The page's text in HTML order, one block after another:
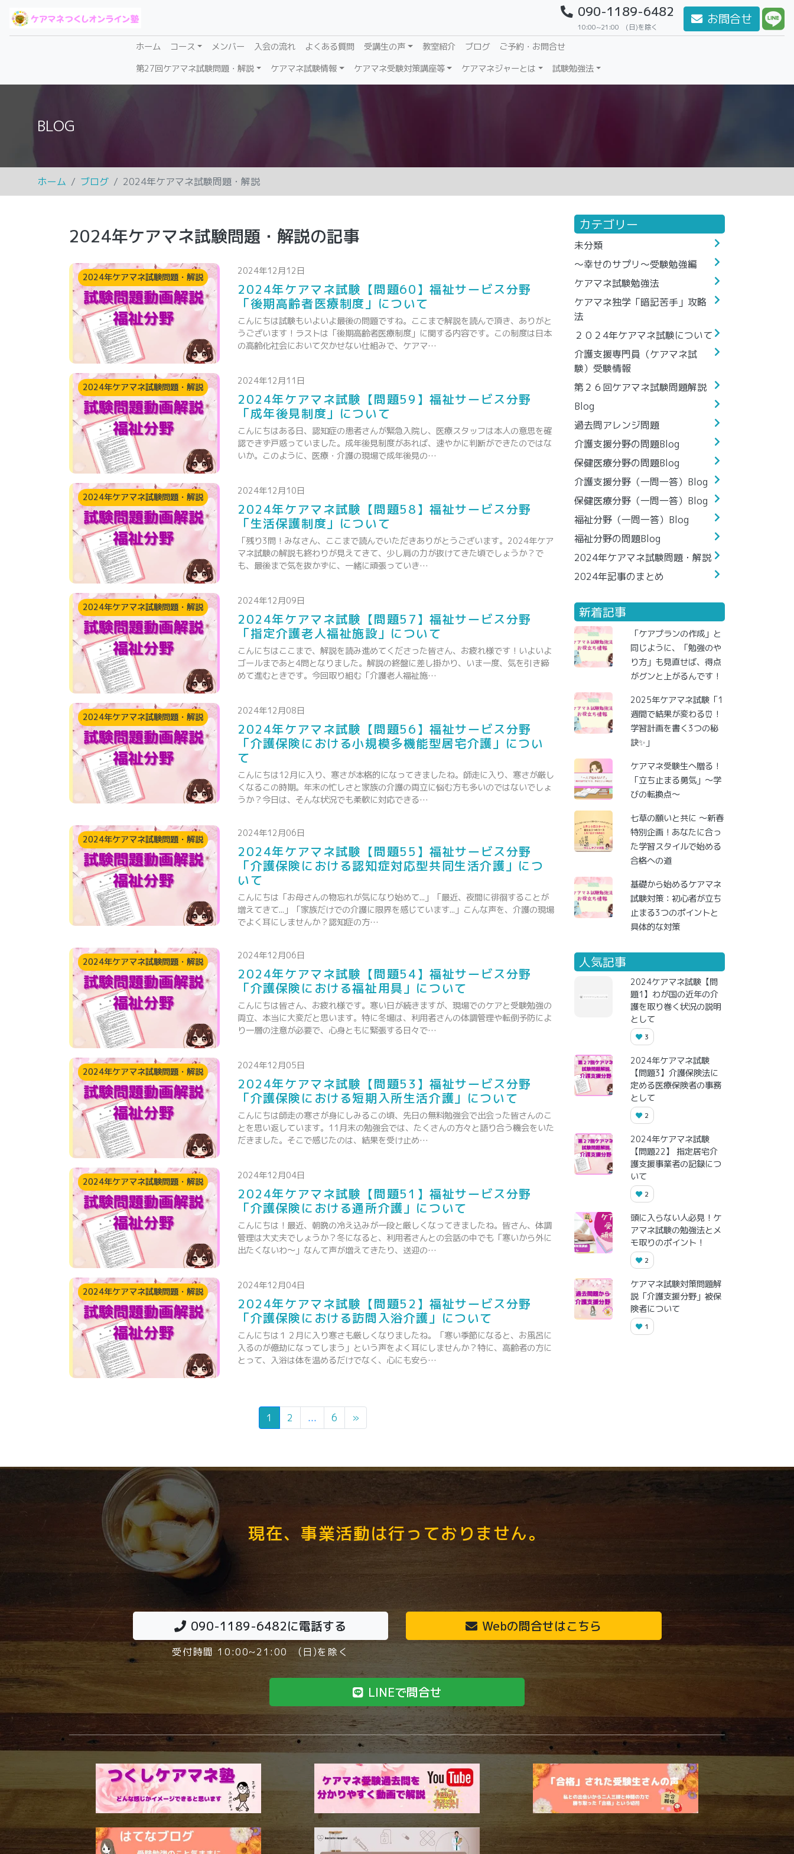
090-1189-6482
10:00~21:00 (日)を除く
お問合せ
ホーム(current)
コース メンバー 入会の流れ よくある質問 受講生の声 教室紹介 ブログ
ご予約・お問合せ
第27回ケアマネ試験問題・解説
ケアマネ試験情報 ケアマネ受験対策講座等 ケアマネジャーとは 試験勉強法
BLOG
ホーム ブログ 2024年ケアマネ試験問題・解説
2024年ケアマネ試験問題・解説の記事
2024年ケアマネ試験問題・解説
2024年12月12日
2024年ケアマネ試験【問題60】福祉サービス分野
「後期高齢者医療制度」について
こんにちは試験もいよいよ最後の問題ですね。ここまで解説を読んで頂き、ありがと
うございます！ラストは「後期高齢者医療制度」に関する内容です。この制度は日本
の高齢化社会において欠かせない仕組みで、ケアマ…
2024年ケアマネ試験問題・解説
2024年12月11日
2024年ケアマネ試験【問題59】福祉サービス分野
「成年後見制度」について
こんにちはある日、認知症の患者さんが緊急入院し、医療スタッフは本人の意思を確
認できず戸惑っていました。成年後見制度があれば、速やかに判断ができたのではな
いか。このように、医療・介護の現場で成年後見の…
2024年ケアマネ試験問題・解説
2024年12月10日
2024年ケアマネ試験【問題58】福祉サービス分野
「生活保護制度」について
「残り3問！みなさん、ここまで読んでいただきありがとうございます。2024年ケア
マネ試験の解説も終わりが見えてきて、少し肩の力が抜けてきた頃でしょうか？で
も、最後まで気を抜かずに、一緒に頑張っていき…
2024年ケアマネ試験問題・解説
2024年12月09日
2024年ケアマネ試験【問題57】福祉サービス分野
「指定介護老人福祉施設」について
こんにちはここまで、解説を読み進めてくださった皆さん、お疲れ様です！いよいよ
ゴールまであと4問となりました。解説の終盤に差し掛かり、いま一度、気を引き締
めて進むときです。今回取り組む「介護老人福祉施…
2024年ケアマネ試験問題・解説
2024年12月08日
2024年ケアマネ試験【問題56】福祉サービス分野
「介護保険における小規模多機能型居宅介護」につい
て
こんにちは12月に入り、寒さが本格的になってきましたね。師走に入り、寒さが厳し
くなるこの時期。年末の忙しさと家族の介護の両立に悩む方も多いのではないでしょ
うか？今日は、そんな状況でも柔軟に対応できる…
2024年ケアマネ試験問題・解説
2024年12月06日
2024年ケアマネ試験【問題55】福祉サービス分野
「介護保険における認知症対応型共同生活介護」につ
いて
こんにちは「お母さんの物忘れが気になり始めて...」「最近、夜間に徘徊することが
増えてきて...」「家族だけでの介護に限界を感じています...」こんな声を、介護の現場
でよく耳にしませんか？認知症の方…
2024年ケアマネ試験問題・解説
2024年12月06日
2024年ケアマネ試験【問題54】福祉サービス分野
「介護保険における福祉用具」について
こんにちは皆さん、お疲れ様です。寒い日が続きますが、現場でのケアと受験勉強の
両立、本当に大変だと思います。特に冬場は、利用者さんの体調管理や転倒予防によ
り一層の注意が必要で、心身ともに緊張する日々で…
2024年ケアマネ試験問題・解説
2024年12月05日
2024年ケアマネ試験【問題53】福祉サービス分野
「介護保険における短期入所生活介護」について
こんにちは師走の寒さが身にしみるこの頃、先日の無料勉強会で出会った皆さんのこ
とを思い返しています。11月末の勉強会では、たくさんの方々と語り合う機会をいた
だきました。そこで感じたのは、結果を受け止め…
2024年ケアマネ試験問題・解説
2024年12月04日
2024年ケアマネ試験【問題51】福祉サービス分野
「介護保険における通所介護」について
こんにちは！最近、朝晩の冷え込みが一段と厳しくなってきましたね。皆さん、体調
管理は大丈夫でしょうか？冬になると、利用者さんとの会話の中でも「寒いから外に
出たくないわ～」なんて声が増えてきたり、送迎の…
2024年ケアマネ試験問題・解説
2024年12月04日
2024年ケアマネ試験【問題52】福祉サービス分野
「介護保険における訪問入浴介護」について
こんにちは１２月に入り寒さも厳しくなりましたね。「寒い季節になると、お風呂に
入るのが億劫になってしまう」という声をよく耳にしませんか？特に、高齢者の方に
とって、入浴は体を温めるだけでなく、心にも安ら…
1 2 ... 6 »
カテゴリー
未分類
～幸せのサプリ～受験勉強編
ケアマネ試験勉強法
ケアマネ独学「暗記苦手」攻略
法
２０２4年ケアマネ試験について
介護支援専門員（ケアマネ試
験）受験情報
第２６回ケアマネ試験問題解説
Blog
過去問アレンジ問題
介護支援分野の問題Blog
保健医療分野の問題Blog
介護支援分野（一問一答）Blog
保健医療分野（一問一答）Blog
福祉分野（一問一答）Blog
福祉分野の問題Blog
2024年ケアマネ試験問題・解説
2024年記事のまとめ
新着記事
「ケアプランの作成」と
同じように、「勉強のや
り方」も見直せば、得点
がグンと上がるんです！
2025年ケアマネ試験「1
週間で結果が変わる⏰！
学習計画を書く3つの秘
訣✨」
ケアマネ受験生へ贈る！
「立ち止まる勇気」～学
びの転換点～
七草の願いと共に ～新春
特別企画！あなたに合っ
た学習スタイルで始める
合格への道
基礎から始めるケアマネ
試験対策：初心者が立ち
止まる3つのポイントと
具体的な対策
人気記事
2024ケアマネ試験【問
題1】わが国の近年の介
護を取り巻く状況の説明
として
3
2024年ケアマネ試験
【問題3】介護保険法に
定める医療保険者の事務
として
2
2024年ケアマネ試験
【問題22】 指定居宅介
護支援事業者の記録につ
いて
2
頭に入らない人必見！ケ
アマネ試験の勉強法とメ
モ取りのポイント！
2
ケアマネ試験対策問題解
説「介護支援分野」被保
険者について
1
現在、事業活動は行っておりません。
090-1189-6482に電話する
受付時間 10:00~21:00 (日)を除く
Webの問合せはこちら
LINEで問合せ